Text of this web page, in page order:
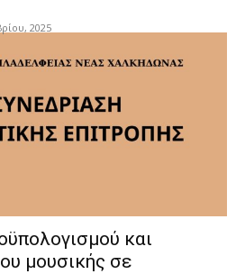
2025
και
μουσικής σε